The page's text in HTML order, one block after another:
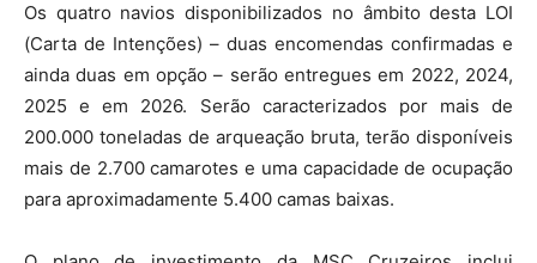
Os quatro navios disponibilizados no âmbito desta LOI
(Carta de Intenções) – duas encomendas confirmadas e
ainda duas em opção – serão entregues em 2022, 2024,
2025 e em 2026. Serão caracterizados por mais de
200.000 toneladas de arqueação bruta, terão disponíveis
mais de 2.700 camarotes e uma capacidade de ocupação
para aproximadamente 5.400 camas baixas.